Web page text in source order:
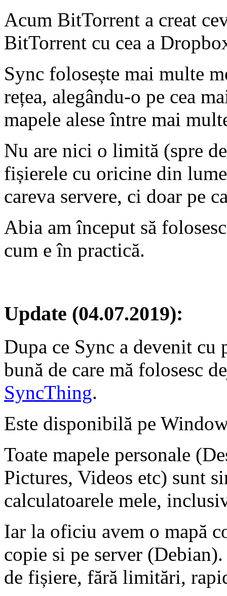
Acum BitTorrent a creat
BitTorrent cu cea a
Sync folosește mai multe
rețea, alegându-o pe cea
mapele alese între mai
Nu are nici o limită (spre
fișierele cu oricine din
careva servere, ci doar pe
Abia am început să
cum e în practică.
Update (04.07.2019):
Dupa ce Sync a devenit cu
bună de care mă folosesc
SyncThing.
Este disponibilă pe
Toate mapele personale
Pictures, Videos etc) sunt
calculatoarele mele,
Iar la oficiu avem o mapă
copie si pe server
de fișiere, fără limitări,